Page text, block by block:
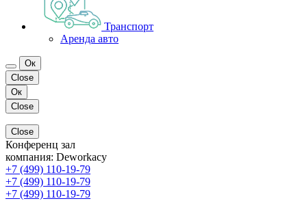
Транспорт
Аренда авто
Ок
Close
Ок
Close
Close
Конференц зал
компания: Deworkacy
+7 (499) 110-19-79
+7 (499) 110-19-79
+7 (499) 110-19-79